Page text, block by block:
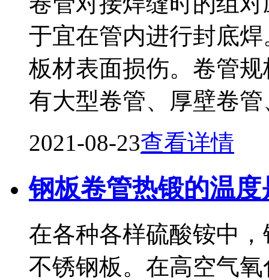
于宜在管内进行封底
板材表面损伤。卷管
有大型卷管、厚壁卷
2021-08-23查看详情
钢板卷管热锻的温度
在各种各样硫酸铵中
不锈钢板。在高空气